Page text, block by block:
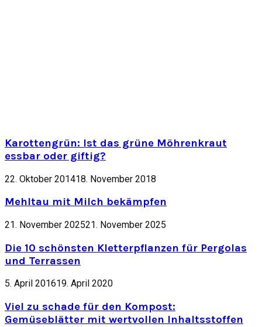
Karottengrün: Ist das grüne Möhrenkraut
essbar oder giftig?
22. Oktober 201418. November 2018
Mehltau mit Milch bekämpfen
21. November 202521. November 2025
Die 10 schönsten Kletterpflanzen für Pergolas
und Terrassen
5. April 201619. April 2020
Viel zu schade für den Kompost:
Gemüseblätter mit wertvollen Inhaltsstoffen